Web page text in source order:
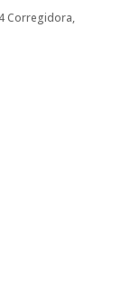
Corregidora,